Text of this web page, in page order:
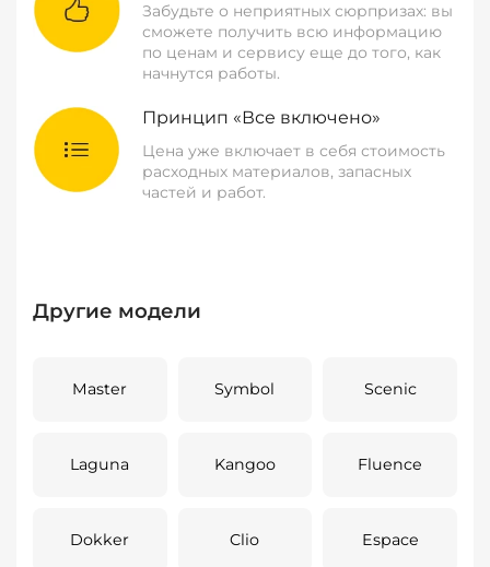
Забудьте о неприятных сюрпризах: вы
сможете получить всю информацию
по ценам и сервису еще до того, как
начнутся работы.
Принцип «Все включено»
Цена уже включает в себя стоимость
расходных материалов, запасных
частей и работ.
Другие модели
Master Symbol Scenic
Laguna Kangoo Fluence
Dokker Clio Espace